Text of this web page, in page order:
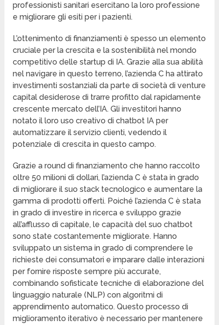
professionisti sanitari esercitano la loro professione
e migliorare gli esiti per i pazienti.
L’ottenimento di finanziamenti è spesso un elemento
cruciale per la crescita e la sostenibilità nel mondo
competitivo delle startup di IA. Grazie alla sua abilità
nel navigare in questo terreno, l’azienda C ha attirato
investimenti sostanziali da parte di società di venture
capital desiderose di trarre profitto dal rapidamente
crescente mercato dell’IA. Gli investitori hanno
notato il loro uso creativo di chatbot IA per
automatizzare il servizio clienti, vedendo il
potenziale di crescita in questo campo.
Grazie a round di finanziamento che hanno raccolto
oltre 50 milioni di dollari, l’azienda C è stata in grado
di migliorare il suo stack tecnologico e aumentare la
gamma di prodotti offerti. Poiché l’azienda C è stata
in grado di investire in ricerca e sviluppo grazie
all’afflusso di capitale, le capacità del suo chatbot
sono state costantemente migliorate. Hanno
sviluppato un sistema in grado di comprendere le
richieste dei consumatori e imparare dalle interazioni
per fornire risposte sempre più accurate,
combinando sofisticate tecniche di elaborazione del
linguaggio naturale (NLP) con algoritmi di
apprendimento automatico. Questo processo di
miglioramento iterativo è necessario per mantenere